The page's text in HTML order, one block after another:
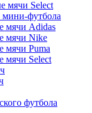
мячи Select
мини-футбола
мячи Adidas
мячи Nike
мячи Puma
мячи Select
футбола